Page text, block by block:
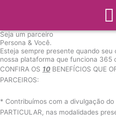
conteúdo
Seja um parceiro
Persona & Você.
Esteja sempre presente quando
nossa plataforma que funciona 365
CONFIRA OS 10 BENEFÍCIOS QUE
PARCEIROS:
* Contribuímos com a divulgação
PARTICULAR, nas modalidades